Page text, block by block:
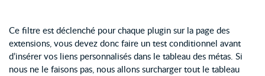
Ce filtre est déclenché pour chaque plugin sur la page des
extensions, vous devez donc faire un test conditionnel avant
d’insérer vos liens personnalisés dans le tableau des métas. Si
nous ne le faisons pas, nous allons surcharger tout le tableau